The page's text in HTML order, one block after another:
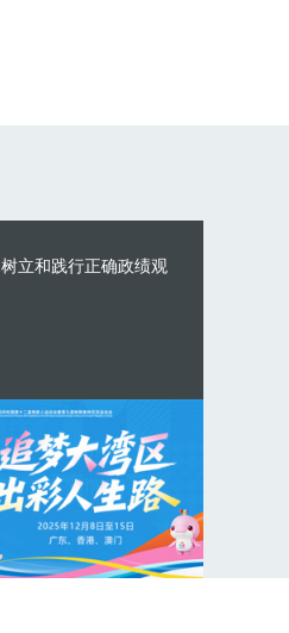
树立和践行正确政绩观